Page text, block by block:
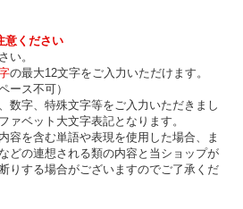
意ください
い。
の最大12文字をご入力いただけます。
ース不可）
数字、特殊文字等をご入力いただきまし
ァベット大文字表記となります。
容を含む単語や表現を使用した場合、ま
どの連想される類の内容と当ショップが
りする場合がございますのでご了承くだ